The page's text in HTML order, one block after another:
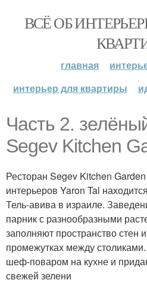
ВСЁ ОБ
главная
интерьер для квартиры
Часть 2.
Segev Kitchen
Ресторан Segev Kitchen
интерьеров Yaron Tal
Тель-авива в израиле.
парник с разнообразными
заполняют пространство стен
промежутках между
шеф-поваром на кухне и
свежей зелени